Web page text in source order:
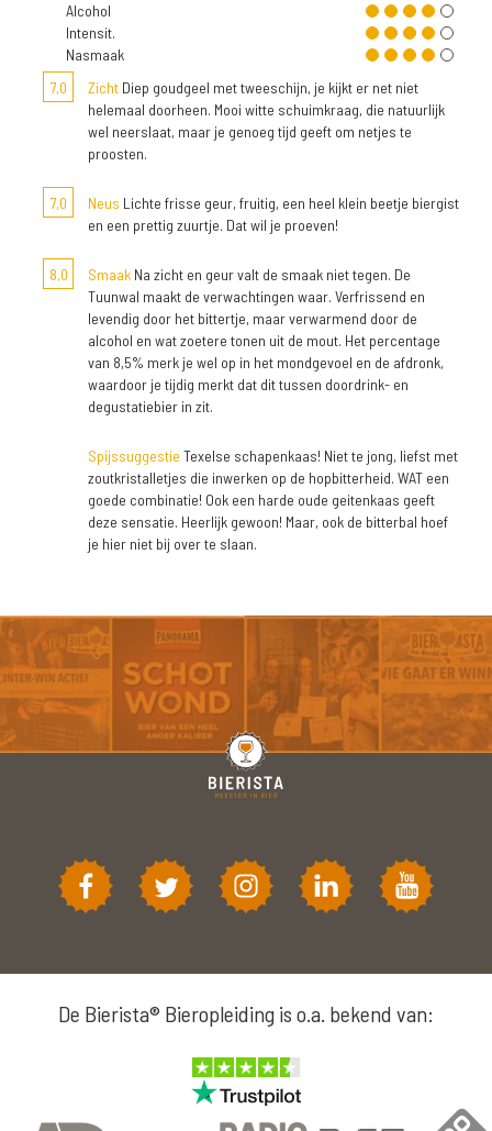
Alcohol
Intensit.
Nasmaak
7,0
Zicht Diep goudgeel met tweeschijn, je kijkt er net niet
helemaal doorheen. Mooi witte schuimkraag, die natuurlijk
wel neerslaat, maar je genoeg tijd geeft om netjes te
proosten.
7,0 Neus Lichte frisse geur, fruitig, een heel klein beetje biergist
en een prettig zuurtje. Dat wil je proeven!
8,0 Smaak Na zicht en geur valt de smaak niet tegen. De
Tuunwal maakt de verwachtingen waar. Verfrissend en
levendig door het bittertje, maar verwarmend door de
alcohol en wat zoetere tonen uit de mout. Het percentage
van 8,5% merk je wel op in het mondgevoel en de afdronk,
waardoor je tijdig merkt dat dit tussen doordrink- en
degustatiebier in zit.
Spijssuggestie Texelse schapenkaas! Niet te jong, liefst met
zoutkristalletjes die inwerken op de hopbitterheid. WAT een
goede combinatie! Ook een harde oude geitenkaas geeft
deze sensatie. Heerlijk gewoon! Maar, ook de bitterbal hoef
je hier niet bij over te slaan.
De Bierista® Bieropleiding is o.a. bekend van: